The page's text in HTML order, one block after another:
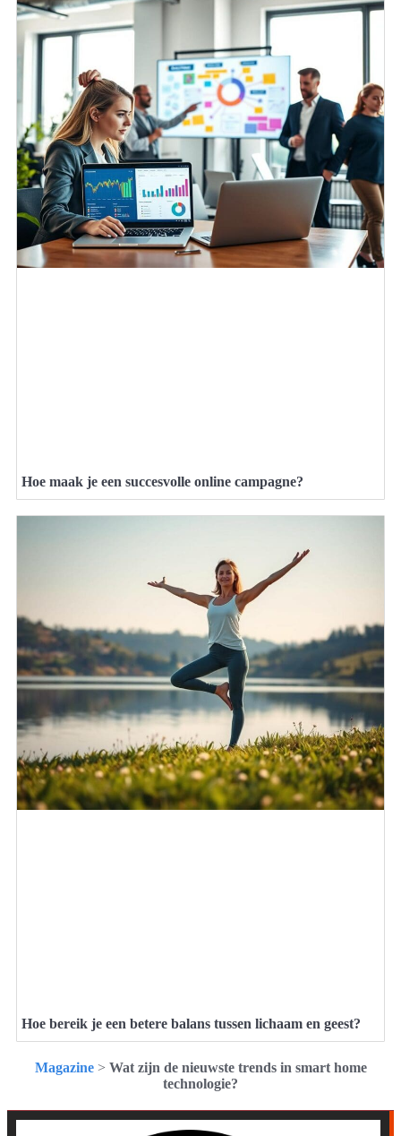
Hoe maak je een succesvolle online campagne?
Hoe bereik je een betere balans tussen lichaam en geest?
Magazine> Wat zijn de nieuwste trends in smart home
technologie?